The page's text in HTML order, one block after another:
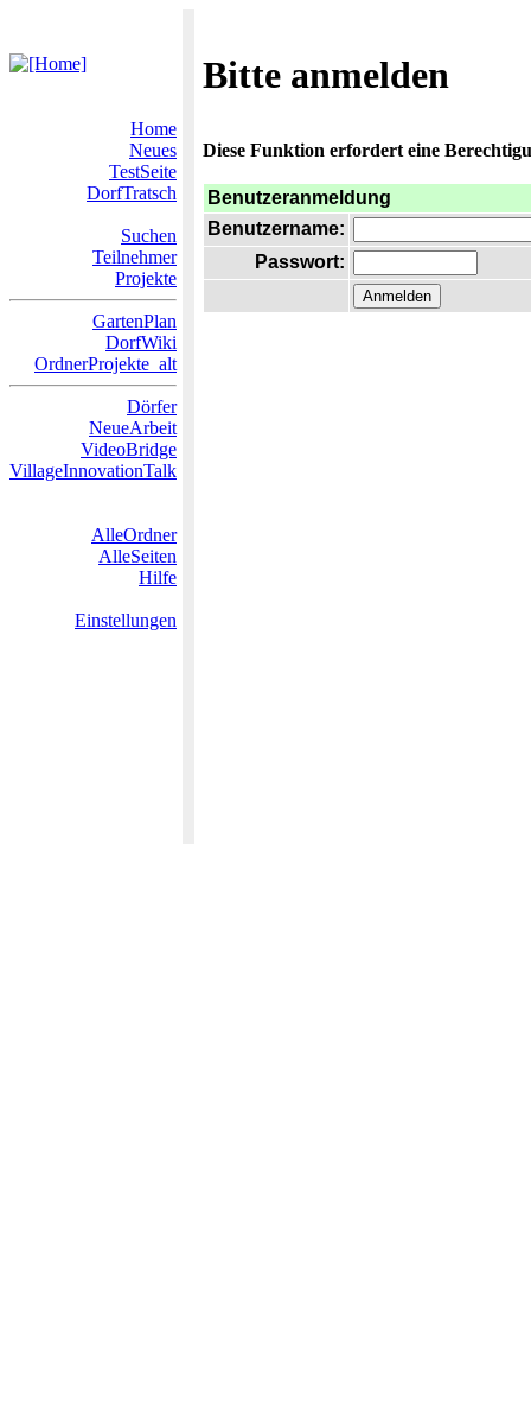
Bitte anmelden
Home
Neues
TestSeite
DorfTratsch
Suchen
Teilnehmer
Projekte
GartenPlan
DorfWiki
OrdnerProjekte_alt
Dörfer
NeueArbeit
VideoBridge
VillageInnovationTalk
AlleOrdner
AlleSeiten
Hilfe
Einstellungen
Diese Funktion erfordert eine
Benutzeranmeldung
Benutzername:
Passwort: